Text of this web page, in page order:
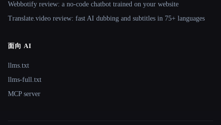
Webbotify review: a no-code chatbot trained on your website
Translate.video review: fast AI dubbing and subtitles in 75+ languages
面向 AI
llms.txt
llms-full.txt
MCP server